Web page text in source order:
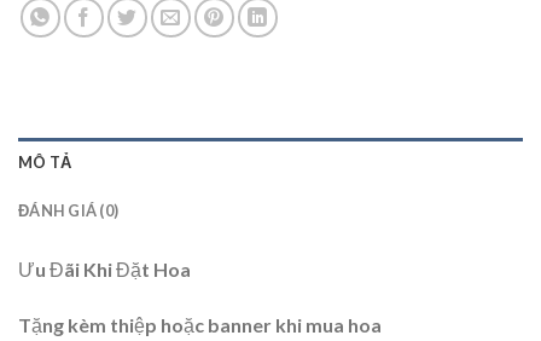
MÔ TẢ
ĐÁNH GIÁ (0)
Ưu Đãi Khi Đặt Hoa
Tặng kèm thiệp hoặc banner khi mua hoa